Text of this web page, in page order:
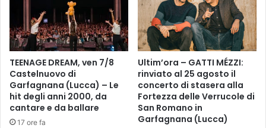
t
r
a
u
n
'
a
t
e
D
e
c
i
TEENAGE DREAM, ven 7/8
Castelnuovo di
Garfagnana (Lucca) – Le
hit degli anni 2000, da
cantare e da ballare
17 ore fa
Ultim’ora – GATTI MÉZZI:
rinviato al 25 agosto il
concerto di stasera alla
Fortezza delle Verrucole di
San Romano in
Garfagnana (Lucca)